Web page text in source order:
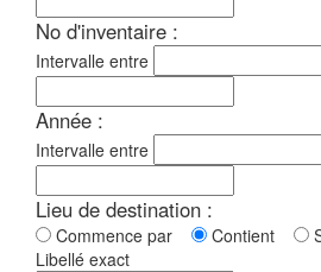
No d'inventaire :
Intervalle entre
Année :
Intervalle entre
Lieu de destination :
Commence par Contient
Libellé exact